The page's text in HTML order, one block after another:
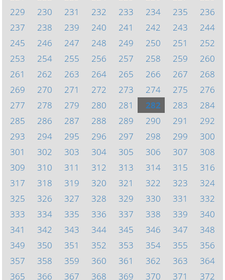
229
230 231 232 233 234 235
236
237
238 239 240 241 242 243
244
245
246 247 248 249 250 251
252
253
254 255 256 257 258 259
260
261
262 263 264 265 266 267
268
269
270 271 272 273 274 275
276
277
278 279 280 281 282 283
284
285
286 287 288 289 290 291
292
293
294 295 296 297 298 299
300
301
302 303 304 305 306 307
308
309
310 311 312 313 314 315
316
317
318 319 320 321 322 323
324
325
326 327 328 329 330 331
332
333
334 335 336 337 338 339
340
341
342 343 344 345 346 347
348
349
350 351 352 353 354 355
356
357
358 359 360 361 362 363
364
365
366 367 368 369 370 371 372